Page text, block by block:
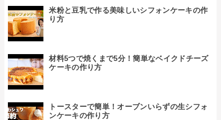
米粉と豆乳で作る美味しいシフォンケーキの作
り方
材料5つで焼くまで5分！簡単なベイクドチーズ
ケーキの作り方
トースターで簡単！オーブンいらずの生シフォ
ンケーキの作り方